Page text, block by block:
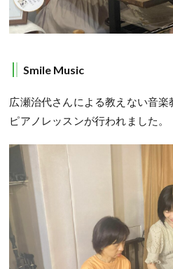
Smile Music
広瀬治代さんによる教えない音
ピアノレッスンが行われました。